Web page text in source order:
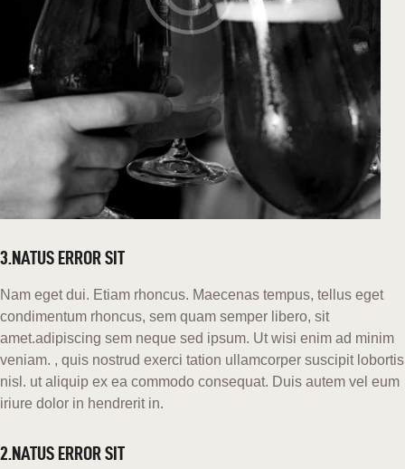
3.NATUS ERROR SIT
Nam eget dui. Etiam rhoncus. Maecenas tempus, tellus eget
condimentum rhoncus, sem quam semper libero, sit
amet.adipiscing sem neque sed ipsum. Ut wisi enim ad minim
veniam. , quis nostrud exerci tation ullamcorper suscipit lobortis
nisl. ut aliquip ex ea commodo consequat. Duis autem vel eum
iriure dolor in hendrerit in.
2.NATUS ERROR SIT